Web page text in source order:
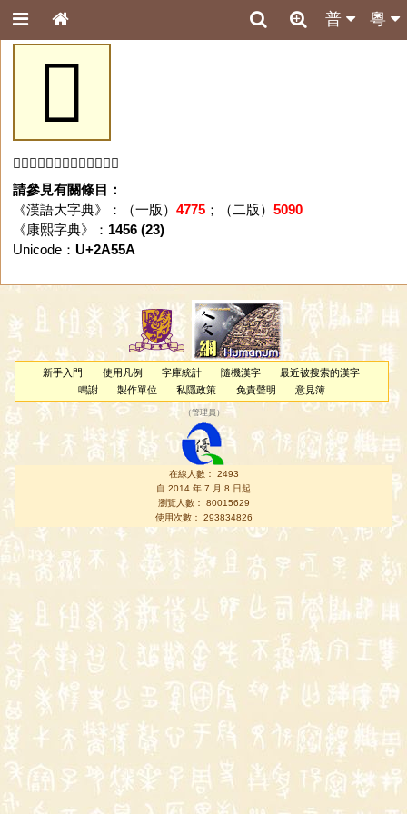
粵
普
𪕚
「𪕚」字未收錄於本資料庫。
請參見有關條目：
《漢語大字典》：（一版） 4775；（二版） 5090
《康熙字典》： 1456 (23)
Unicode： U+2A55A
新手入門 使用凡例 字庫統計 隨機漢字
最近被搜索的漢字
鳴謝
製作單位 私隱政策 免責聲明 意見簿
（管理員 ）
在線人數： 2493
自 2014 年 7 月 8 日起
瀏覽人數： 80015629
使用次數： 293834826